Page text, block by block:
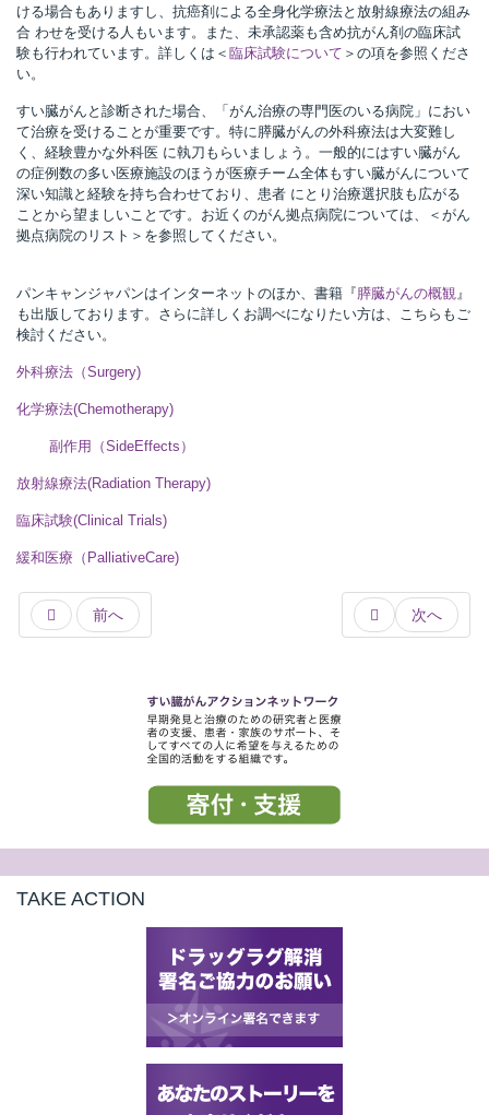
ける場合もありますし、抗癌剤による全身化学療法と放射線療法の組み
合 わせを受ける人もいます。また、未承認薬も含め抗がん剤の臨床試
験も行われています。詳しくは＜ 臨床試験について ＞の項を参照くださ
い。
すい臓がんと診断された場合、「がん治療の専門医のいる病院」におい
て治療を受けることが重要です。特に膵臓がんの外科療法は大変難し
く、経験豊かな外科医 に執刀もらいましょう。一般的にはすい臓がん
の症例数の多い医療施設のほうが医療チーム全体もすい臓がんについて
深い知識と経験を持ち合わせており、患者 にとり治療選択肢も広がる
ことから望ましいことです。お近くのがん拠点病院については、＜がん
拠点病院のリスト＞を参照してください。
パンキャンジャパンはインターネットのほか、書籍『膵臓がんの概観』
も出版しております。さらに詳しくお調べになりたい方は、こちらもご
検討ください。
外科療法（Surgery)
化学療法(Chemotherapy)
副作用（SideEffects）
放射線療法(Radiation Therapy)
臨床試験(Clinical Trials)
緩和医療（PalliativeCare)
前へ 次へ
TAKE ACTION